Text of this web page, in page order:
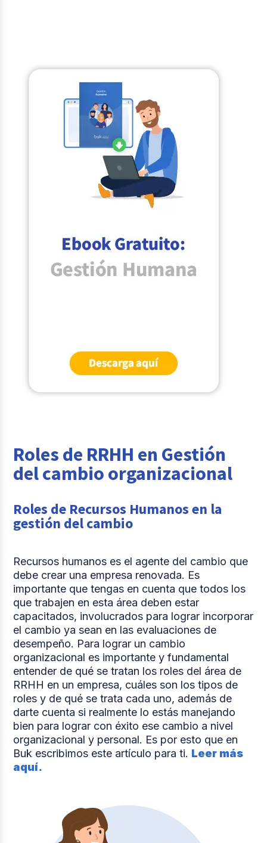
Roles de RRHH en Gestión
del cambio organizacional
Roles de Recursos Humanos en la
gestión del cambio
Recursos humanos es el agente del cambio que
debe crear una empresa renovada. Es
importante que tengas en cuenta que todos los
que trabajen en esta área deben estar
capacitados, involucrados para lograr incorporar
el cambio ya sean en las evaluaciones de
desempeño. Para lograr un cambio
organizacional es importante y fundamental
entender de qué se tratan los roles del área de
RRHH en un empresa, cuáles son los tipos de
roles y de qué se trata cada uno, además de
darte cuenta si realmente lo estás manejando
bien para lograr con éxito ese cambio a nivel
organizacional y personal. Es por esto que en
Buk escribimos este artículo para ti. Leer más
aquí.